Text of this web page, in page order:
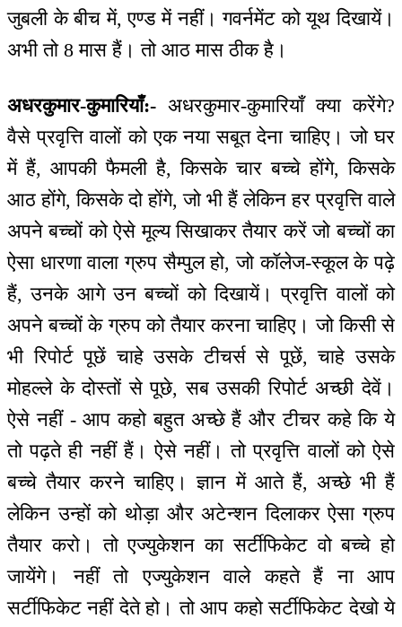
जुबली के बीच में, एण्ड में नहीं। गवर्नमेंट को यूथ दिखायें।
अभी तो 8 मास हैं। तो आठ मास ठीक है।
अधरकुमार-कुमारियाँ:- अधरकुमार-कुमारियाँ क्या करेंगे?
वैसे प्रवृत्ति वालों को एक नया सबूत देना चाहिए। जो घर
में हैं, आपकी फैमली है, किसके चार बच्चे होंगे, किसके
आठ होंगे, किसके दो होंगे, जो भी हैं लेकिन हर प्रवृत्ति वाले
अपने बच्चों को ऐसे मूल्य सिखाकर तैयार करें जो बच्चों का
ऐसा धारणा वाला ग्रुप सैम्पुल हो, जो कॉलेज-स्कूल के पढ़े
हैं, उनके आगे उन बच्चों को दिखायें। प्रवृत्ति वालों को
अपने बच्चों के ग्रुप को तैयार करना चाहिए। जो किसी से
भी रिपोर्ट पूछें चाहे उसके टीचर्स से पूछें, चाहे उसके
मोहल्ले के दोस्तों से पूछे, सब उसकी रिपोर्ट अच्छी देवें।
ऐसे नहीं - आप कहो बहुत अच्छे हैं और टीचर कहे कि ये
तो पढ़ते ही नहीं हैं। ऐसे नहीं। तो प्रवृत्ति वालों को ऐसे
बच्चे तैयार करने चाहिए। ज्ञान में आते हैं, अच्छे भी हैं
लेकिन उन्हों को थोड़ा और अटेन्शन दिलाकर ऐसा ग्रुप
तैयार करो। तो एज्युकेशन का सर्टीफिकेट वो बच्चे हो
जायेंगे। नहीं तो एज्युकेशन वाले कहते हैं ना आप
सर्टीफिकेट नहीं देते हो। तो आप कहो सर्टीफिकेट देखो ये